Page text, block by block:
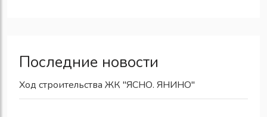
Последние новости
Ход строительства ЖК "ЯСНО. ЯНИНО"